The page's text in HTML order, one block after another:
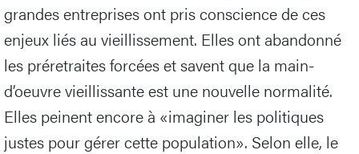
grandes entreprises ont pris conscience de ces
enjeux liés au vieillissement. Elles ont abandonné
les préretraites forcées et savent que la main-
d’oeuvre vieillissante est une nouvelle normalité.
Elles peinent encore à «imaginer les politiques
justes pour gérer cette population». Selon elle, le